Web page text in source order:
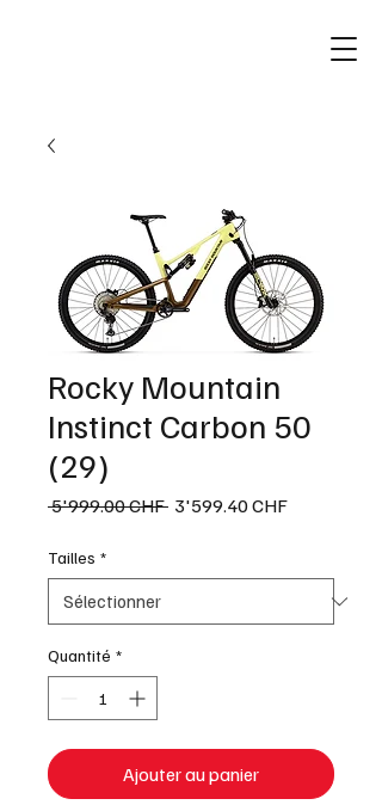
Rocky Mountain
Instinct Carbon 50
(29)
5'999.00 CHF Prix
3'599.40 CHFPrix
Tailles *
Quantité *
Ajouter au panier